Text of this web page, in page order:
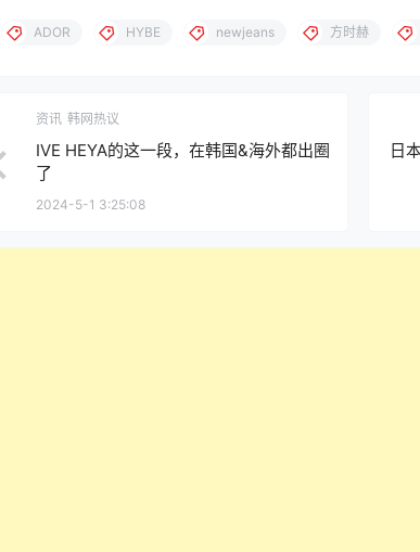
ADOR HYBE newjeans 方时赫
资讯 韩网热议
IVE HEYA的这一段，在韩国&海外都出圈
了
2024-5-1 3:25:08
日